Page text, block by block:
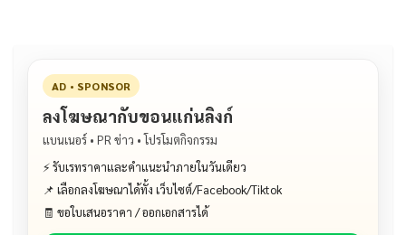
AD • SPONSOR
ลงโฆษณากับขอนแก่นลิงก์
แบนเนอร์ • PR ข่าว • โปรโมตกิจกรรม
⚡ รับเรทราคาและคำแนะนำภายในวันเดียว
📌 เลือกลงโฆษณาได้ทั้ง เว็บไซต์/Facebook/Tiktok
🧾 ขอใบเสนอราคา / ออกเอกสารได้